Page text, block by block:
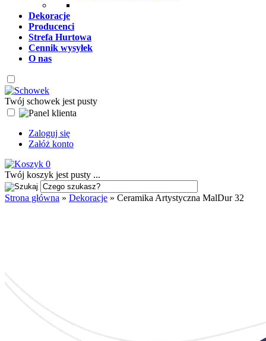
Dekoracje
Producenci
Strefa Hurtowa
Cennik wysyłek
O nas
Twój schowek jest pusty
Zaloguj się
Załóż konto
0
Twój koszyk jest pusty ...
Strona główna » Dekoracje » Ceramika Artystyczna MalDur 32